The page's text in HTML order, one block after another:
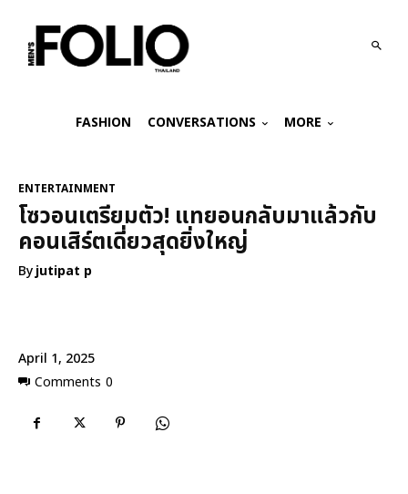
FASHION CONVERSATIONS MORE
April 1, 2025
Comments 0
ENTERTAINMENT
โซวอนเตรียมตัว! แทยอนกลับมาแล้วกับ
คอนเสิร์ตเดี่ยวสุดยิ่งใหญ่
Byjutipat p